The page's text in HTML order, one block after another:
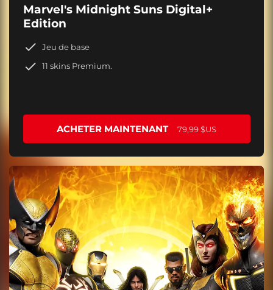
Marvel's Midnight Suns Digital+
Edition
Jeu de base
11 skins Premium.
ACHETER MAINTENANT 79,99 $US